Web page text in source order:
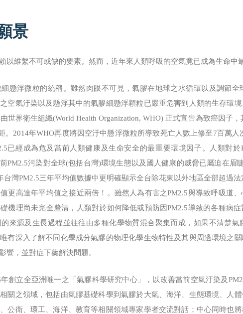
景
以維繫不可或缺的要素。然而，近年來人類呼吸的空氣竟已成為生命中
懸浮微粒的統稱。雖然肉眼不可見，氣膠在地球之水循環以及調節
空氣汙染以及懸浮其中的氣膠細懸浮顆粒已嚴重危害到人類的生存環
世界衛生組織(World Health Organization, WHO) 正式宣告為致癌因子
。2014年WHO再度將因空汙中懸浮微粒所導致死亡人數上修至7百萬
已經成為危及當前人類健康及生命安全的最重要環境因子。人類對
PM2.5污染對全球(包括台灣)環境生態以及國人健康的威脅已屬迫在眉
台灣PM2.5三年平均值數據中更明確顯示全台除花東以外地區全部超過
更高達年平均值之接近兩倍！。雖然人為有害之PM2.5與導致呼吸道
機理尚未完全釐清，人類對於如何降低或預防因PM2.5導致的各種病
來源及生長過程並往往由多種化學物質混合聚集而成，如果不清楚
有深入了解不同化學成分氣膠的物理化學生物特性及其與周邊環境之
響，並對症下藥解決問題。
立全亞洲唯一之「氣膠科學研究中心」，以改善當前空氣汙染及
關之領域，包括由氣膠基礎科學到氣膠於大氣、海洋、生態環境、人
公衛、環工、海洋、教育等相關領域專家學者交流對話；中心同時也